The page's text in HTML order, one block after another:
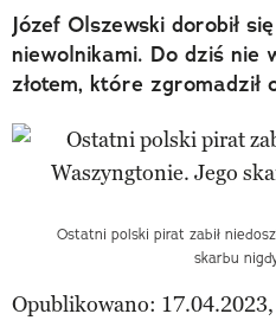
Józef Olszewski dorobił
niewolnikami. Do dziś nie
złotem, które
Ostatni polski pirat zabił
skarbu
Opublikowano: